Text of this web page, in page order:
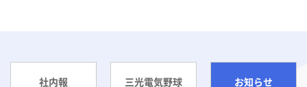
社内報
三光電気野球
お知らせ